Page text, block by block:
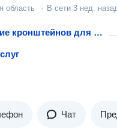
область · В сети 3 нед.
Крепление кронштейнов для радиатора
Чат